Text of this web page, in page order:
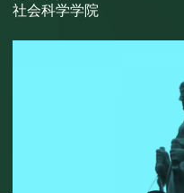
社会科学学院